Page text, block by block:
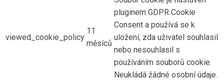
viewed_cookie_policy
11
měsíců
pluginem GDPR Cookie
Consent a používá se k
uložení, zda uživatel souhlasil
nebo nesouhlasil s
používáním souborů cookie.
Neukládá žádné osobní údaje.